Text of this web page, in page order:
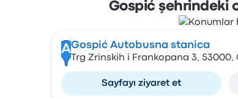
Gospić şehrindeki
AGospić Autobusna stanica
Trg Zrinskih i Frankopana 3, 53000,
Sayfayı ziyaret et